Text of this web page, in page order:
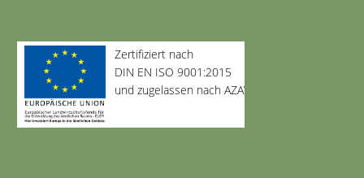
Zertifiziert nach
DIN EN ISO 9001:2015
und zugelassen nach AZAV